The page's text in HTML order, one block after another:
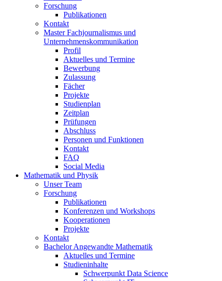
Forschung
Publikationen
Kontakt
Master Fachjournalismus und
Unternehmenskommunikation
Profil
Aktuelles und Termine
Bewerbung
Zulassung
Fächer
Projekte
Studienplan
Zeitplan
Prüfungen
Abschluss
Personen und Funktionen
Kontakt
FAQ
Social Media
Mathematik und Physik
Unser Team
Forschung
Publikationen
Konferenzen und Workshops
Kooperationen
Projekte
Kontakt
Bachelor Angewandte Mathematik
Aktuelles und Termine
Studieninhalte
Schwerpunkt Data Science